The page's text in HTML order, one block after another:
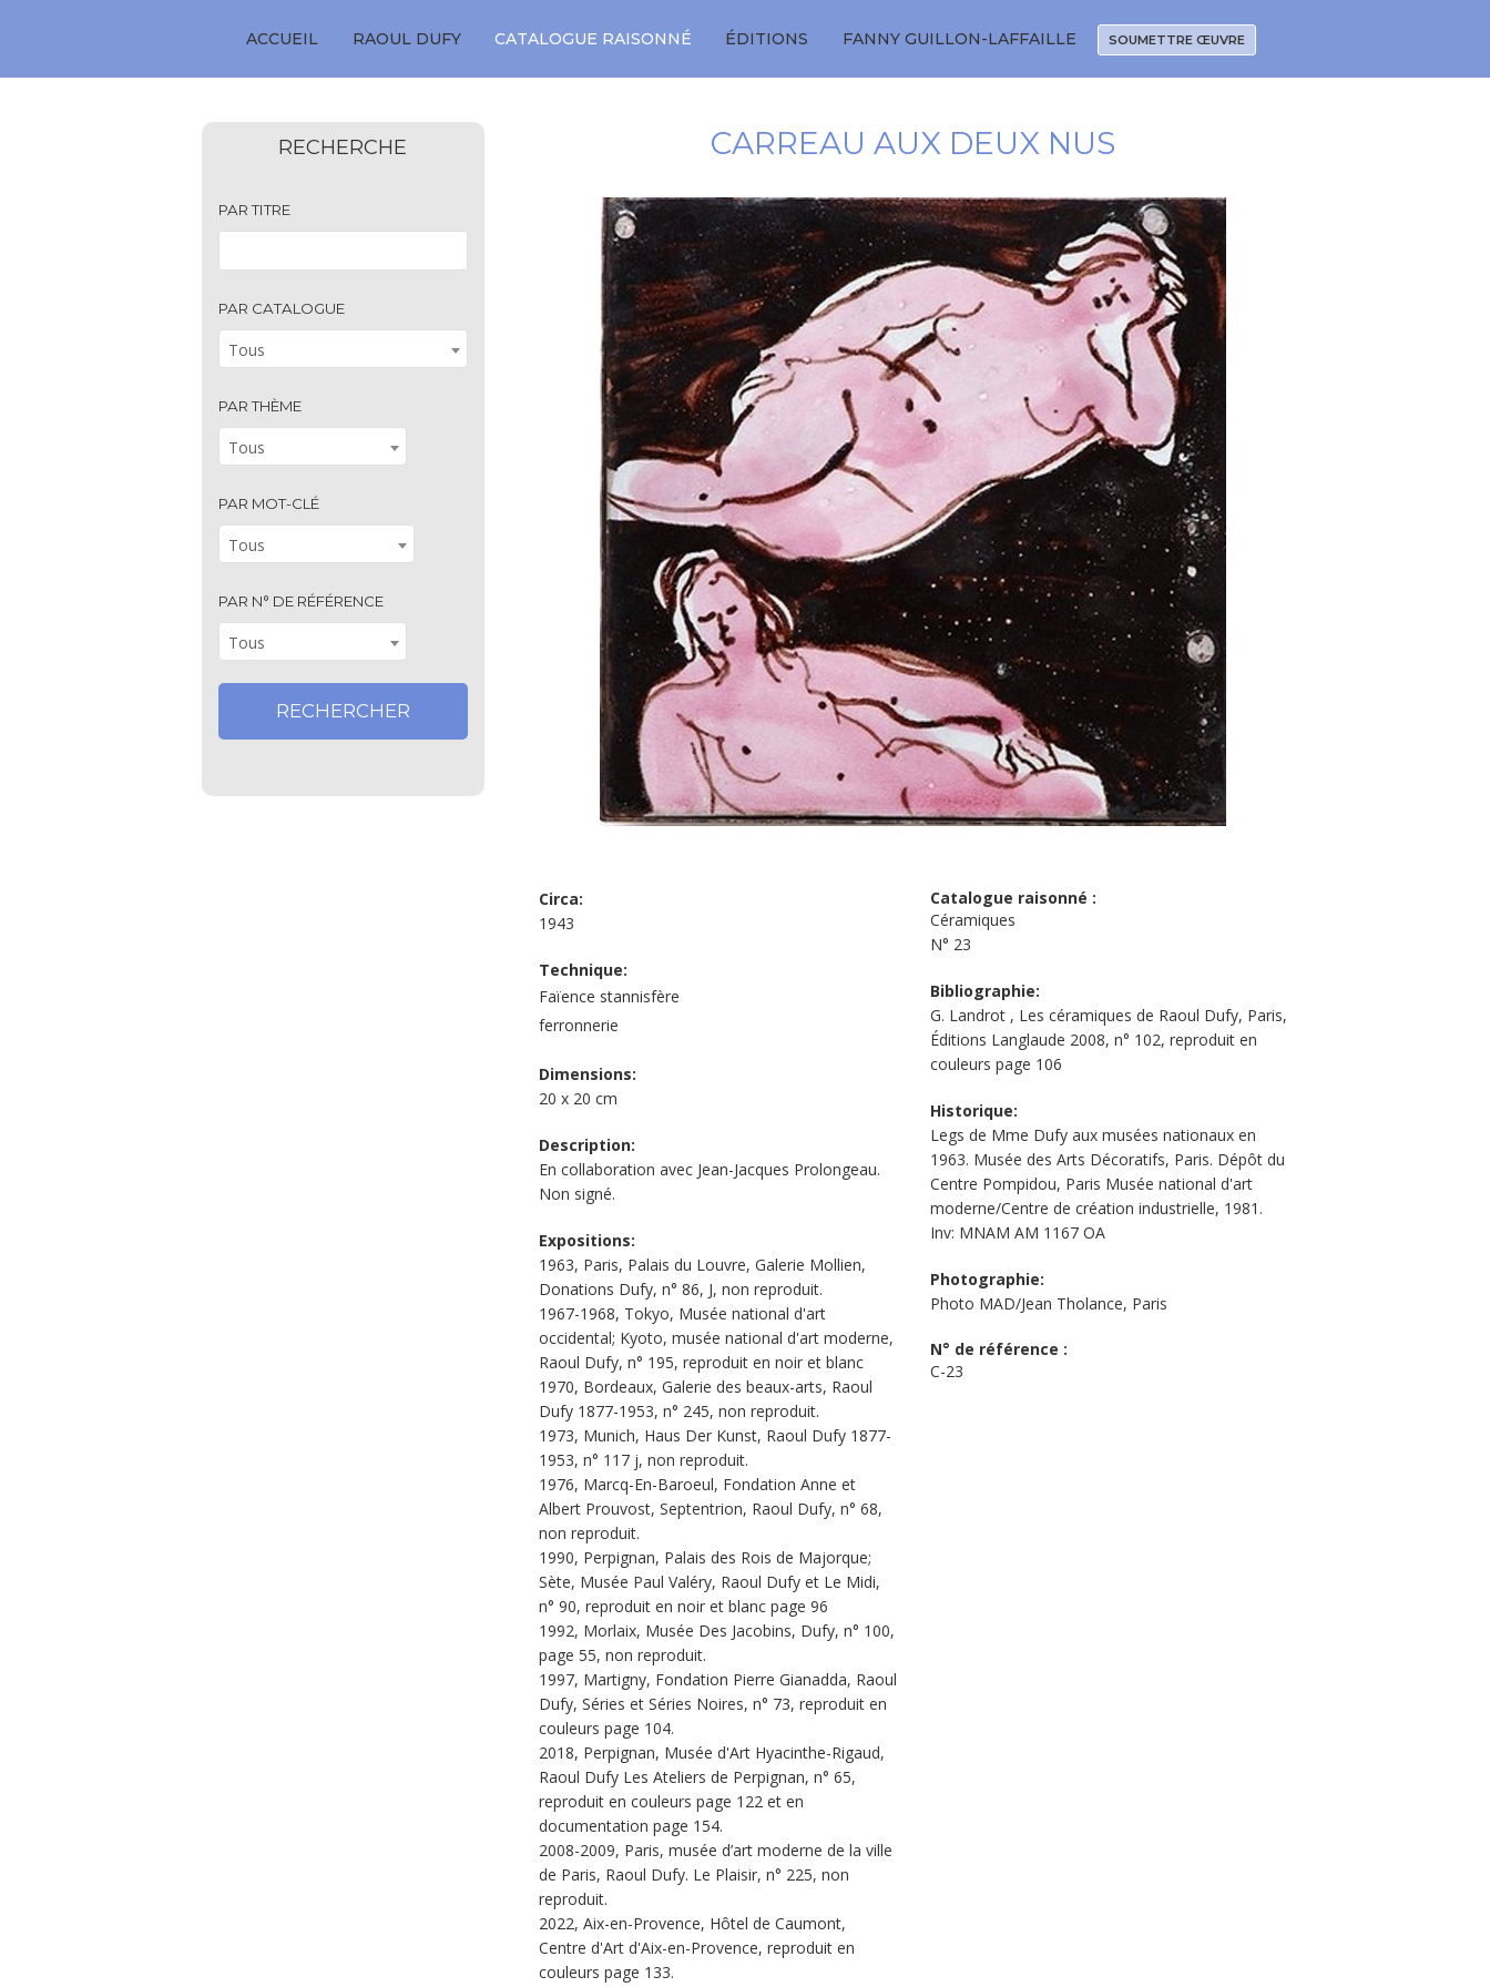
ACCUEIL RAOUL DUFY CATALOGUE RAISONNÉ ÉDITIONS FANNY GUILLON-LAFFAILLE SOUMETTRE ŒUVRE
CARREAU AUX DEUX NUS
Circa:
1943
Technique:
Faïence stannisfère
ferronnerie
Dimensions:
20 x 20 cm
Description:
En collaboration avec Jean-Jacques Prolongeau.
Non signé.
Expositions:
1963, Paris, Palais du Louvre, Galerie Mollien,
Donations Dufy, n° 86, J, non reproduit.
1967-1968, Tokyo, Musée national d'art
occidental; Kyoto, musée national d'art moderne,
Raoul Dufy, n° 195, reproduit en noir et blanc
1970, Bordeaux, Galerie des beaux-arts, Raoul
Dufy 1877-1953, n° 245, non reproduit.
1973, Munich, Haus Der Kunst, Raoul Dufy 1877-
1953, n° 117 j, non reproduit.
1976, Marcq-En-Baroeul, Fondation Anne et
Albert Prouvost, Septentrion, Raoul Dufy, n° 68,
non reproduit.
1990, Perpignan, Palais des Rois de Majorque;
Sète, Musée Paul Valéry, Raoul Dufy et Le Midi,
n° 90, reproduit en noir et blanc page 96
1992, Morlaix, Musée Des Jacobins, Dufy, n° 100,
page 55, non reproduit.
1997, Martigny, Fondation Pierre Gianadda, Raoul
Dufy, Séries et Séries Noires, n° 73, reproduit en
couleurs page 104.
2018, Perpignan, Musée d'Art Hyacinthe-Rigaud,
Raoul Dufy Les Ateliers de Perpignan, n° 65,
reproduit en couleurs page 122 et en
documentation page 154.
2008-2009, Paris, musée d’art moderne de la ville
de Paris, Raoul Dufy. Le Plaisir, n° 225, non
reproduit.
2022, Aix-en-Provence, Hôtel de Caumont,
Centre d'Art d'Aix-en-Provence, reproduit en
couleurs page 133.
Catalogue raisonné :
Céramiques
N° 23
Bibliographie:
G. Landrot , Les céramiques de Raoul Dufy, Paris,
Éditions Langlaude 2008, n° 102, reproduit en
couleurs page 106
Historique:
Legs de Mme Dufy aux musées nationaux en
1963. Musée des Arts Décoratifs, Paris. Dépôt du
Centre Pompidou, Paris Musée national d'art
moderne/Centre de création industrielle, 1981.
Inv: MNAM AM 1167 OA
Photographie:
Photo MAD/Jean Tholance, Paris
N° de référence :
C-23
RECHERCHE
PAR TITRE
PAR CATALOGUE
Tous
PAR THÈME
Tous
PAR MOT-CLÉ
Tous
PAR N° DE RÉFÉRENCE
Tous